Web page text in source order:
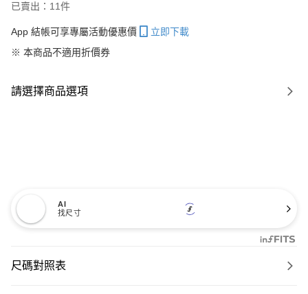
已賣出：11件
App 結帳可享專屬活動優惠價
立即下載
※ 本商品不適用折價券
請選擇商品選項
AI
找尺寸
尺碼對照表